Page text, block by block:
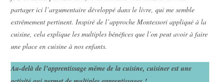
partager ici l’argumentaire développé dans le livre, qui me semble
extrêmement pertinent. Inspiré de l’approche Montessori appliqué à la
cuisine, cela explique les multiples bénéfices que l’on peut avoir à faire
une place en cuisine à nos enfants.
Au-delà de l’apprentissage même de la cuisine, cuisiner est une